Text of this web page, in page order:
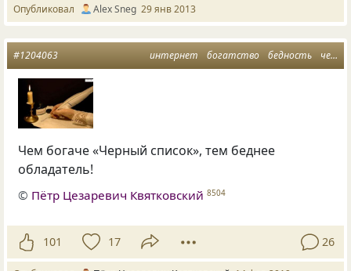
Опубликовал Alex Sneg 29 янв 2013
интернет богатство бедность черный список
#1204063
Чем богаче «Черный список», тем беднее
обладатель!
© Пётр Цезаревич Квятковский 8504
101 17 26